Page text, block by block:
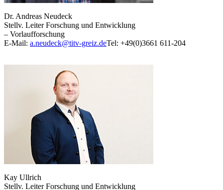
Dr. Andreas Neudeck
Stellv. Leiter Forschung und Entwicklung
– Vorlaufforschung
E-Mail: a.neudeck@titv-greiz.deTel: +49(0)3661 611-204
Kay Ullrich
Stellv. Leiter Forschung und Entwicklung